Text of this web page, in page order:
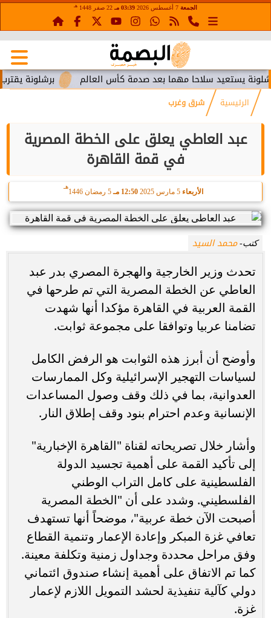
الجمعة 03:39 مـ 22 صفر 1448 هـ
برشلونة يقترب من سلاحا مهما بعد صدمة كأس العالم
الرئيسية شرق وغرب
عبد العاطي يعلق على الخطة المصرية
في قمة القاهرة
الأربعاء 5 مارس 2025 12:50 مـ 5 رمضان 1446
هـ
كتب-محمد السيد
تحدث وزير الخارجية والهجرة المصري بدر عبد
العاطي عن الخطة المصرية التي تم طرحها في
القمة العربية في القاهرة مؤكدا أنها شهدت
تضامنا عربيا وتوافقا على مجموعة ثوابت.
وأوضح أن أبرز هذه الثوابت هو الرفض الكامل
لسياسات التهجير الإسرائيلية وكل الممارسات
العدوانية، بما في ذلك وقف وصول المساعدات
الإنسانية وعدم احترام بنود وقف إطلاق النار.
وأشار خلال تصريحاته لقناة "القاهرة الإخبارية"
إلى تأكيد القمة على أهمية تجسيد الدولة
الفلسطينية على كامل التراب الوطني
الفلسطيني. وشدد على أن "الخطة المصرية
أصبحت الآن خطة عربية"، موضحاً أنها تستهدف
تعافي غزة المبكر وإعادة الإعمار وتنمية القطاع
وفق مراحل محددة وجداول زمنية وتكلفة معينة.
كما تم الاتفاق على أهمية إنشاء صندوق ائتماني
دولي كآلية تنفيذية لحشد التمويل اللازم لإعمار
غزة.